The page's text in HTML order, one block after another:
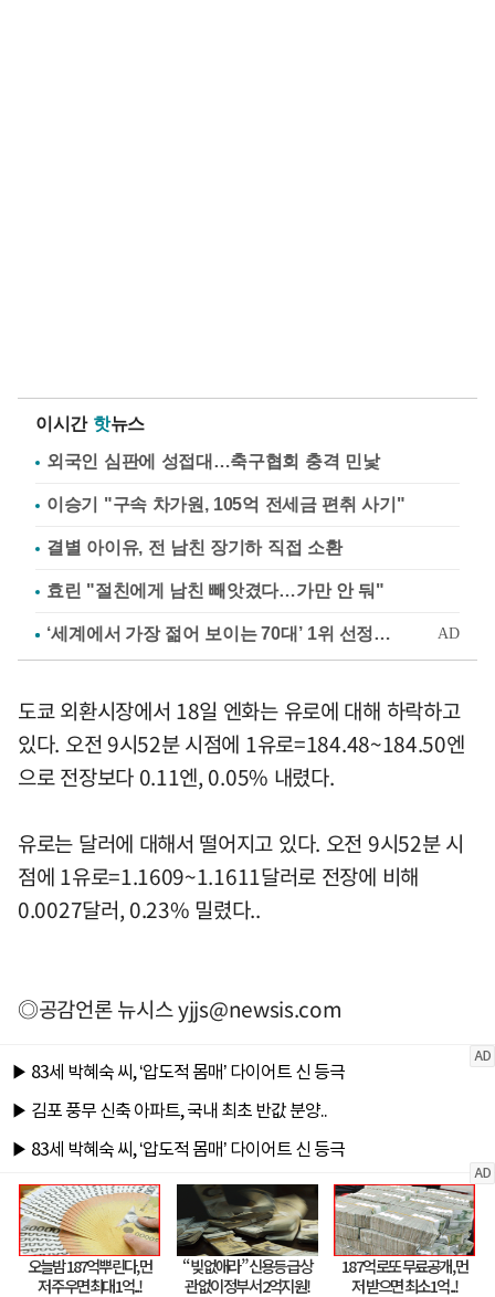
이시간 핫뉴스
외국인 심판에 성접대…축구협회 충격 민낯
이승기 "구속 차가원, 105억 전세금 편취 사기"
결별 아이유, 전 남친 장기하 직접 소환
효린 "절친에게 남친 빼앗겼다…가만 안 둬"
도쿄 외환시장에서 18일 엔화는 유로에 대해 하락하고
있다. 오전 9시52분 시점에 1유로=184.48~184.50엔
으로 전장보다 0.11엔, 0.05% 내렸다.
유로는 달러에 대해서 떨어지고 있다. 오전 9시52분 시
점에 1유로=1.1609~1.1611달러로 전장에 비해
0.0027달러, 0.23% 밀렸다..
◎공감언론 뉴시스yjjs@newsis.com